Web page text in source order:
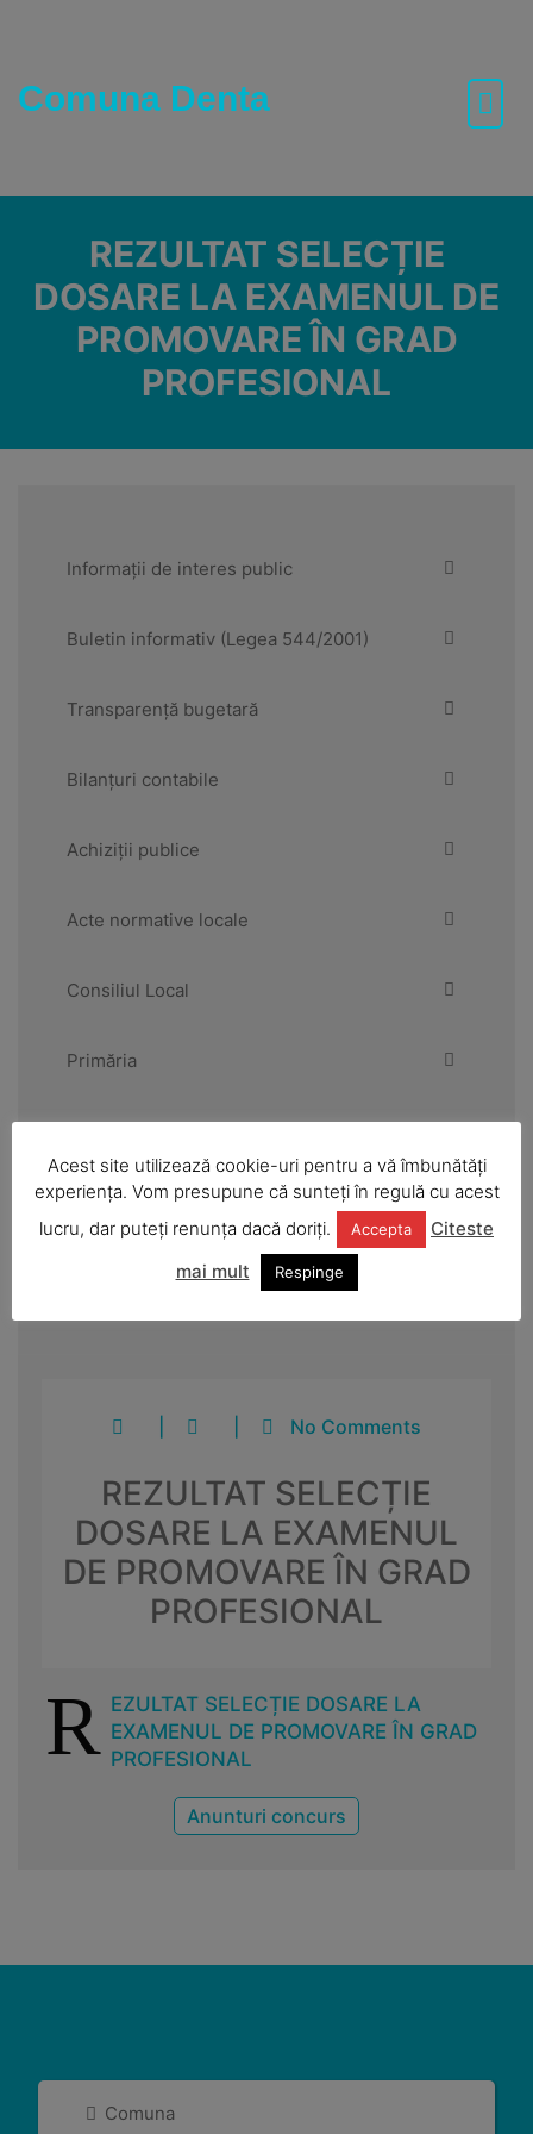
Comuna Denta
REZULTAT SELECȚIE
DOSARE LA EXAMENUL DE
PROMOVARE ÎN GRAD
PROFESIONAL
Informații de interes public
Buletin informativ (Legea 544/2001)
Transparență bugetară
Bilanțuri contabile
Achiziții publice
Acte normative locale
Consiliul Local
Primăria
Anunțuri și informări publice
Strategii și dezvoltare
No Comments
REZULTAT SELECȚIE
DOSARE LA EXAMENUL
DE PROMOVARE ÎN GRAD
PROFESIONAL
R EZULTAT SELECȚIE DOSARE LA
EXAMENUL DE PROMOVARE ÎN GRAD
PROFESIONAL
Anunturi concurs
Comuna
Acest site utilizează cookie-uri pentru a vă îmbunătăți
experiența. Vom presupune că sunteți în regulă cu acest
lucru, dar puteți renunța dacă doriți.
Accepta
Citeste
mai mult
Respinge